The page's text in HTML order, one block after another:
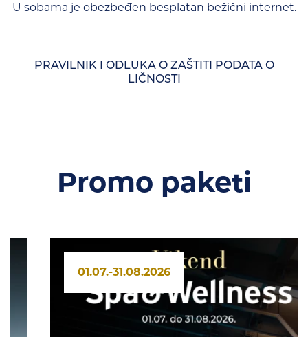
U sobama je obezbeđen besplatan bežični internet.
PRAVILNIK I ODLUKA O ZAŠTITI PODATA O
LIČNOSTI
Promo paketi
01.07.-31.08.2026